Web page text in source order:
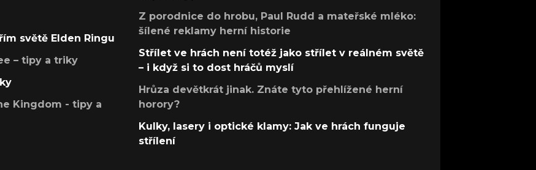
světě Elden Ringu
– tipy a triky
Kingdom - tipy a
Z porodnice do hrobu, Paul Rudd a mateřské mléko:
šílené reklamy herní historie
Střílet ve hrách není totéž jako střílet v reálném světě
– i když si to dost hráčů myslí
Hrůza devětkrát jinak. Znáte tyto přehlížené herní
horory?
Kulky, lasery i optické klamy: Jak ve hrách funguje
střílení